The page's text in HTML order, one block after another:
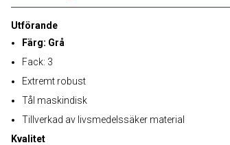
Utförande
Färg: Grå
Fack: 3
Extremt robust
Tål maskindisk
Tillverkad av livsmedelssäker material
Kvalitet